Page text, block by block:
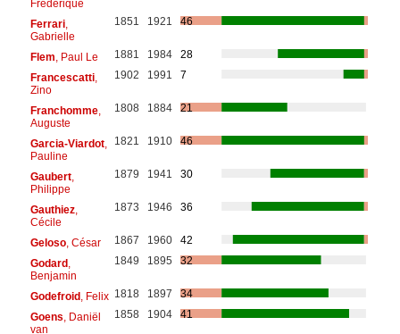
Frédérique
Ferrari,
Gabrielle
1851 1921 46
Flem, Paul Le 1881 1984
28
Francescatti,
Zino
1902 1991 7
Franchomme,
Auguste
1808 1884 21
Garcia-Viardot,
Pauline
1821 1910 46
Gaubert,
Philippe
1879 1941 30
Gauthiez,
Cécile
1873 1946 36
Geloso, César 1867 1960
42
Godard ,
Benjamin
1849 1895 32
Godefroid , Felix 1818 1897
34
Goens, Daniël
van
1858 1904 41